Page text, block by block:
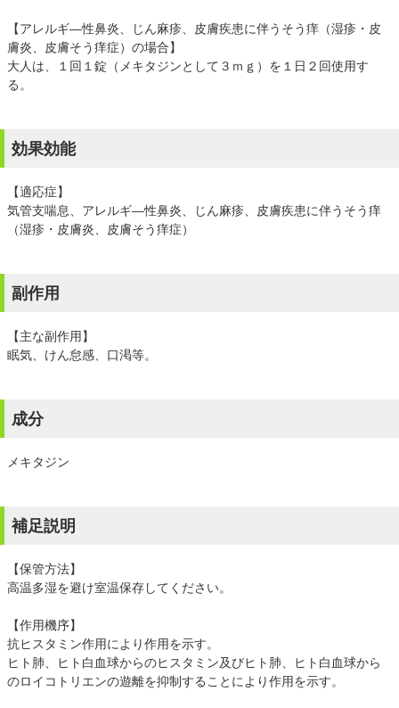
【アレルギ―性鼻炎、じん麻疹、皮膚疾患に伴うそう痒（湿疹・皮
膚炎、皮膚そう痒症）の場合】
大人は、１回１錠（メキタジンとして３ｍｇ）を１日２回使用す
る。
効果効能
【適応症】
気管支喘息、アレルギ―性鼻炎、じん麻疹、皮膚疾患に伴うそう痒
（湿疹・皮膚炎、皮膚そう痒症）
副作用
【主な副作用】
眠気、けん怠感、口渇等。
成分
メキタジン
補足説明
【保管方法】
高温多湿を避け室温保存してください。
【作用機序】
抗ヒスタミン作用により作用を示す。
ヒト肺、ヒト白血球からのヒスタミン及びヒト肺、ヒト白血球から
のロイコトリエンの遊離を抑制することにより作用を示す。